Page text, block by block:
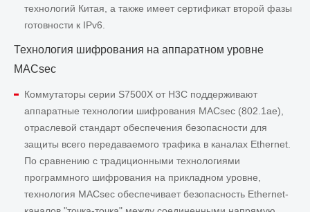
технологий Китая, а также имеет сертификат второй фазы
готовности к IPv6.
Технология шифрования на аппаратном уровне
MACsec
Коммутаторы серии S7500X от H3C поддерживают
аппаратные технологии шифрования MACsec (802.1ae),
отраслевой стандарт обеспечения безопасности для
защиты всего передаваемого трафика в каналах Ethernet.
По сравнению с традиционными технологиями
программного шифрования на прикладном уровне,
технология MACsec обеспечивает безопасность Ethernet-